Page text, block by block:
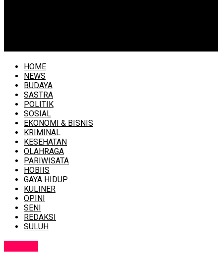
HOME
NEWS
BUDAYA
SASTRA
POLITIK
SOSIAL
EKONOMI & BISNIS
KRIMINAL
KESEHATAN
OLAHRAGA
PARIWISATA
HOBIIS
GAYA HIDUP
KULINER
OPINI
SENI
REDAKSI
SULUH